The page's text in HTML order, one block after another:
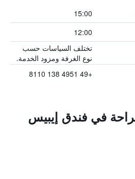
15:00
12:00
تختلف السياسات حسب
نوع الغرفة ومزود الخدمة.
+49 4951 138 8110
في فندق إيبيس